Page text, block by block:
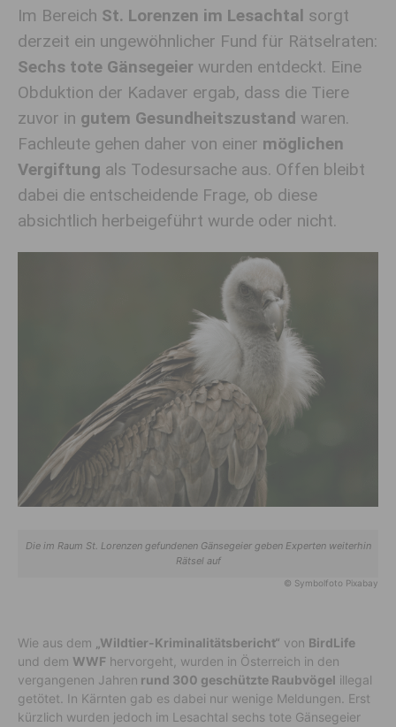
Im Bereich St. Lorenzen im Lesachtal sorgt
derzeit ein ungewöhnlicher Fund für Rätselraten:
Sechs tote Gänsegeier wurden entdeckt. Eine
Obduktion der Kadaver ergab, dass die Tiere
zuvor in gutem Gesundheitszustand waren.
Fachleute gehen daher von einer möglichen
Vergiftung als Todesursache aus. Offen bleibt
dabei die entscheidende Frage, ob diese
absichtlich herbeigeführt wurde oder nicht.
Die im Raum St. Lorenzen gefundenen Gänsegeier geben Experten weiterhin
Rätsel auf
© Symbolfoto Pixabay
Wie aus dem „Wildtier-Kriminalitätsbericht“ von BirdLife
und dem WWF hervorgeht, wurden in Österreich in den
vergangenen Jahren rund 300 geschützte Raubvögel illegal
getötet. In Kärnten gab es dabei nur wenige Meldungen. Erst
kürzlich wurden jedoch im Lesachtal sechs tote Gänsegeier